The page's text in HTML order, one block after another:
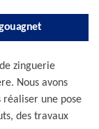
zinguerie
Nous avons
réaliser une pose
des travaux